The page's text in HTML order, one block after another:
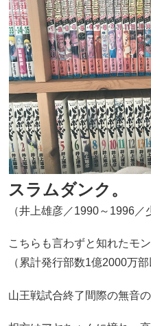
スラムダンク。
（井上雄彦／1990～1996／
こちらも言わずと知れたモン
（累計発行部数1億2000万部
山王戦試合終了間際の無音